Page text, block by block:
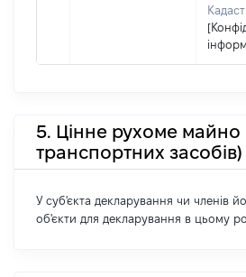
5. Цінне рухоме майно
транспортних засобів)
У суб'єкта декларування чи членів
об'єкти для декларування в цьому